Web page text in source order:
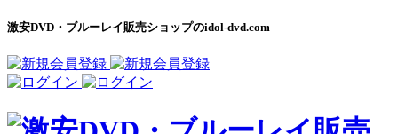
激安DVD・ブルーレイ販売ショップのidol-dvd.com